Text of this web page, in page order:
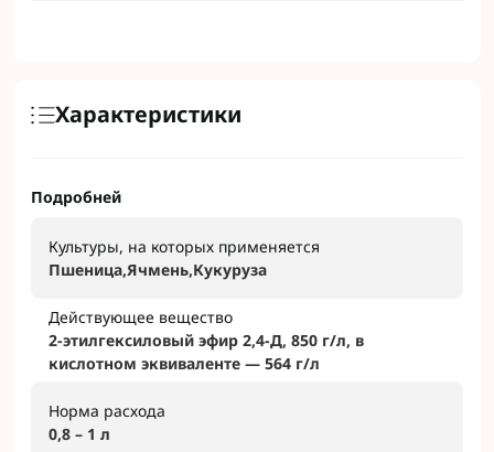
Характеристики
Подробней
Культуры, на которых применяется
Пшеница,Ячмень,Кукуруза
Действующее вещество
2-этилгексиловый эфир 2,4-Д, 850 г/л, в
кислотном эквиваленте — 564 г/л
Норма расхода
0,8 – 1 л